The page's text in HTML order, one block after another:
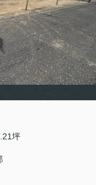
坪